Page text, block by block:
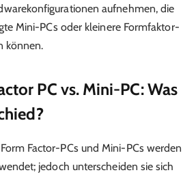
aufnehmen, die
Mini-PCs oder kleinere Formfaktor-
können.
PC vs. Mini-PC: Was
Factor-PCs und Mini-PCs werden
jedoch unterscheiden sie sich